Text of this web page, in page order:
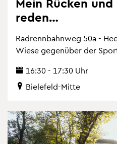
reden…
Rad­renn­bahn­weg 50a -
Wiese ge­gen­über der
16:30 - 17:30 Uhr
Bie­le­feld-Mitte